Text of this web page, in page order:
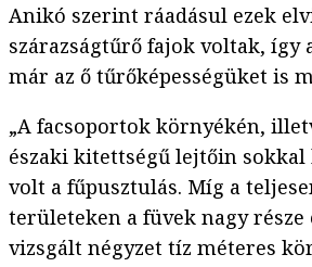
Anikó szerint ráadásul ezek
szárazságtűrő fajok voltak, így
már az ő tűrőképességüket is
„A facsoportok környékén,
északi kitettségű lejtőin
volt a fűpusztulás. Míg a
területeken a füvek nagy
vizsgált négyzet tíz méteres